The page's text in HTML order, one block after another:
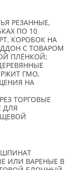
РЕЗАННЫЕ,
ПО 10
КОРОБОК НА
С ТОВАРОМ
ПЛЁНКОЙ;
ГМО,
НА
ТОРГОВЫЕ
ДЛЯ
ИЛИ ВАРЕНЫЕ В